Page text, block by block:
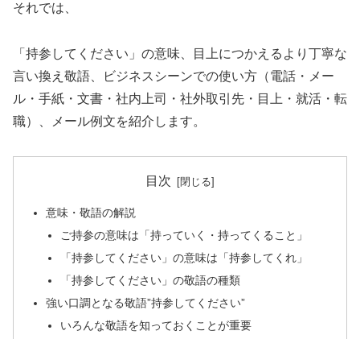
それでは、
「持参してください」の意味、目上につかえるより丁寧な
言い換え敬語、ビジネスシーンでの使い方（電話・メー
ル・手紙・文書・社内上司・社外取引先・目上・就活・転
職）、メール例文を紹介します。
目次
意味・敬語の解説
ご持参の意味は「持っていく・持ってくること」
「持参してください」の意味は「持参してくれ」
「持参してください」の敬語の種類
強い口調となる敬語”持参してください”
いろんな敬語を知っておくことが重要